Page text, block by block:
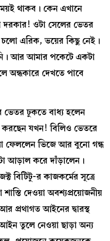
থাকব। কেন এখানে
ওটা সেলের ভেতর
এরিক, ভয়ের কিছু নেই।
আর আমার পকেটে একটা
অন্ধকারে দেখতে পাবে
ভেতর ঢুকতে বাধ্য হলেন
করছেন যখন! বিলিও ভেতরে
ফেললেন ভিজে আর বুনো গন্ধ
আড়াল করে দাঁড়ালেন।
বিটিটু-র কাজকর্মের সূত্রে
দেওয়া অবশ্যপ্রয়োজনীয়
প্রথাগত আইনের দ্বারস্থ
তুলে নেওয়া ছাড়া অন্য